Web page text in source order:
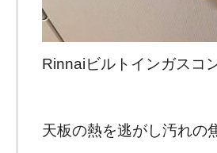
Rinnaiビルトインガス
天板の熱を逃がし汚れの